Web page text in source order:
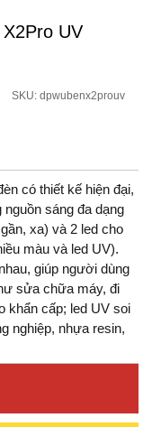
UV
SKU: dpwubenx2prouv
có thiết kế hiện đại,
sáng đa dạng
xa) và 2 led cho
màu và led UV).
giúp người dùng
sửa chữa máy, đi
khẩn cấp; led UV soi
nghiệp, nhựa resin,